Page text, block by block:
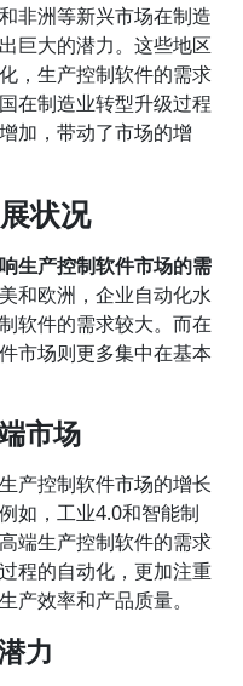
非洲等新兴市场在制造
巨大的潜力。这些地区
，生产控制软件的需求
在制造业转型升级过程
加，带动了市场的增
状况
生产控制软件市场的需
和欧洲，企业自动化水
软件的需求较大。而在
市场则更多集中在基本
市场
产控制软件市场的增长
如，工业4.0和智能制
端生产控制软件的需求
程的自动化，更加注重
产效率和产品质量。
力